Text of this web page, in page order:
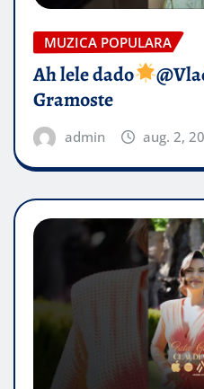
MUZICA POPULARA
Ah lele dado​
Gramoste
admin aug. 2,